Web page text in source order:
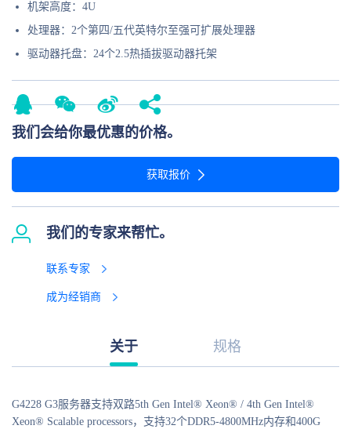
机架高度：4U
处理器：2个第四/五代英特尔至强可扩展处理器
驱动器托盘：24个2.5热插拔驱动器托架
我们会给你最优惠的价格。
获取报价
我们的专家来帮忙。
联系专家
成为经销商
关于 规格
G4228 G3服务器支持双路5th Gen Intel® Xeon® / 4th Gen Intel®
Xeon® Scalable processors，支持32个DDR5-4800MHz内存和400G